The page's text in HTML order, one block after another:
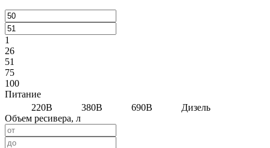
1
26
51
75
100
Питание
220В
380В 690В
Дизель
Объем ресивера, л